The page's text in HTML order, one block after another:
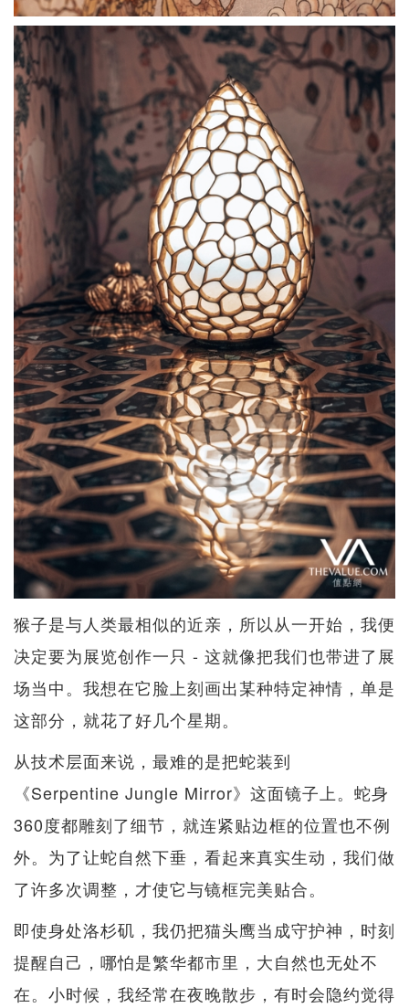
猴子是与人类最相似的近亲，所以从一开始，我便
决定要为展览创作一只 - 这就像把我们也带进了展
场当中。我想在它脸上刻画出某种特定神情，单是
这部分，就花了好几个星期。
从技术层面来说，最难的是把蛇装到
《Serpentine Jungle Mirror》这面镜子上。蛇身
360度都雕刻了细节，就连紧贴边框的位置也不例
外。为了让蛇自然下垂，看起来真实生动，我们做
了许多次调整，才使它与镜框完美贴合。
即使身处洛杉矶，我仍把猫头鹰当成守护神，时刻
提醒自己，哪怕是繁华都市里，大自然也无处不
在。小时候，我经常在夜晚散步，有时会隐约觉得